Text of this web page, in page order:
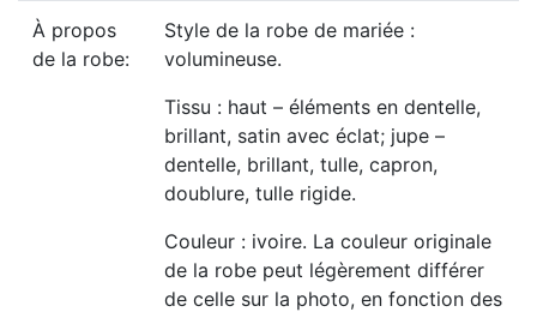
À propos
de la robe:
Style de la robe de mariée :
volumineuse.
Tissu : haut – éléments en dentelle,
brillant, satin avec éclat; jupe –
dentelle, brillant, tulle, capron,
doublure, tulle rigide.
Couleur : ivoire. La couleur originale
de la robe peut légèrement différer
de celle sur la photo, en fonction des